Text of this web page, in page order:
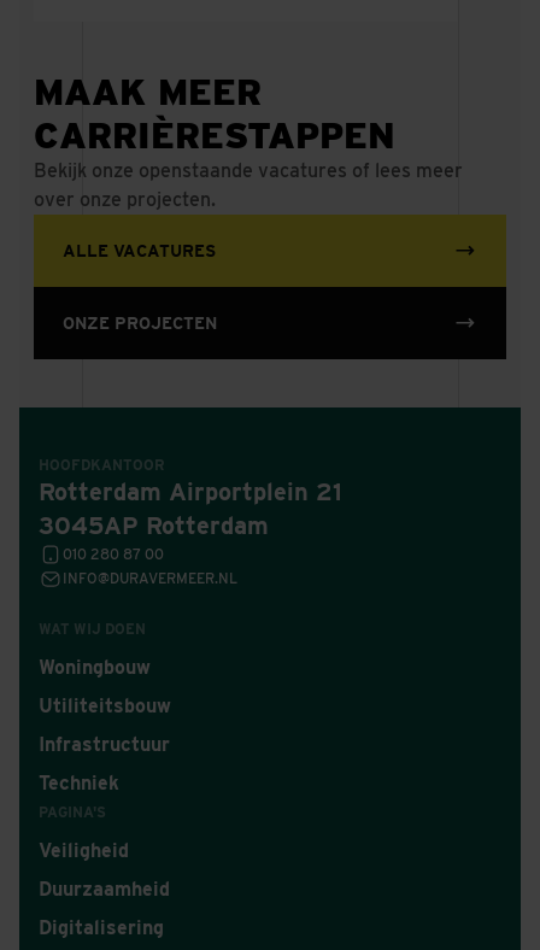
MAAK MEER
CARRIÈRESTAPPEN
Bekijk onze openstaande vacatures of lees meer
over onze projecten.
ALLE VACATURES
ONZE PROJECTEN
WAT WIJ DOEN
Woningbouw
Utiliteitsbouw
Infrastructuur
Techniek
PAGINA'S
Veiligheid
Duurzaamheid
Digitalisering
HOOFDKANTOOR
Rotterdam Airportplein 21
3045AP Rotterdam
010 280 87 00
INFO@DURAVERMEER.NL